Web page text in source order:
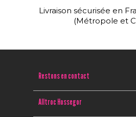
Livraison sécurisée en
(Métropole et
Restons en contact
Alltroc Hossegor